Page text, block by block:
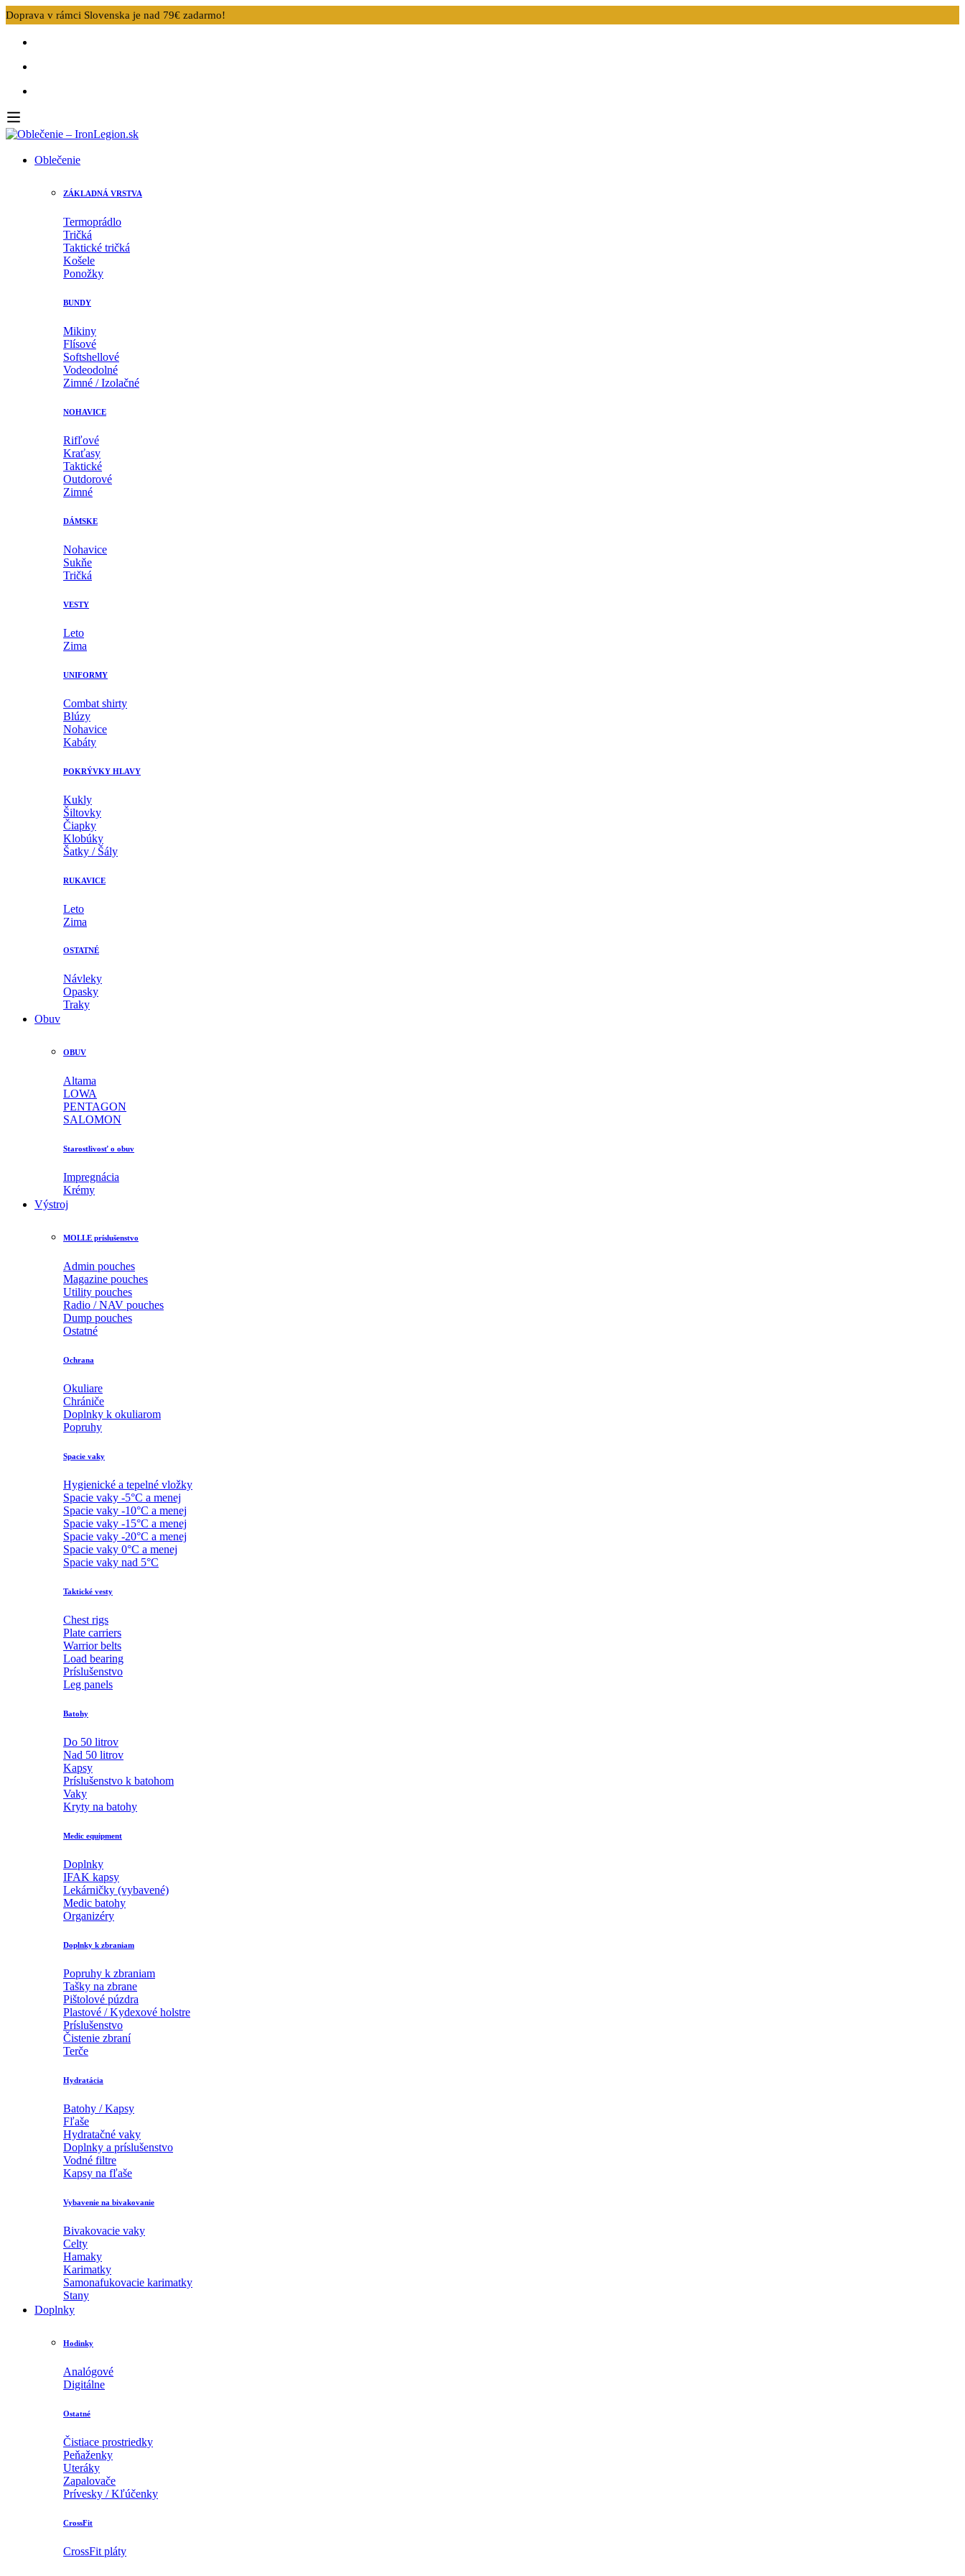
Doprava v rámci Slovenska je nad 79€ zadarmo!
Oblečenie
ZÁKLADNÁ VRSTVA
Termoprádlo
Tričká
Taktické tričká
Košele
Ponožky
BUNDY
Mikiny
Flísové
Softshellové
Vodeodolné
Zimné / Izolačné
NOHAVICE
Rifľové
Kraťasy
Taktické
Outdorové
Zimné
DÁMSKE
Nohavice
Sukňe
Tričká
VESTY
Leto
Zima
UNIFORMY
Combat shirty
Blúzy
Nohavice
Kabáty
POKRÝVKY HLAVY
Kukly
Šiltovky
Čiapky
Klobúky
Šatky / Šály
RUKAVICE
Leto
Zima
OSTATNÉ
Návleky
Opasky
Traky
Obuv
OBUV
Altama
LOWA
PENTAGON
SALOMON
Starostlivosť o obuv
Impregnácia
Krémy
Výstroj
MOLLE príslušenstvo
Admin pouches
Magazine pouches
Utility pouches
Radio / NAV pouches
Dump pouches
Ostatné
Ochrana
Okuliare
Chrániče
Doplnky k okuliarom
Popruhy
Spacie vaky
Hygienické a tepelné vložky
Spacie vaky -5°C a menej
Spacie vaky -10°C a menej
Spacie vaky -15°C a menej
Spacie vaky -20°C a menej
Spacie vaky 0°C a menej
Spacie vaky nad 5°C
Taktické vesty
Chest rigs
Plate carriers
Warrior belts
Load bearing
Príslušenstvo
Leg panels
Batohy
Do 50 litrov
Nad 50 litrov
Kapsy
Príslušenstvo k batohom
Vaky
Kryty na batohy
Medic equipment
Doplnky
IFAK kapsy
Lekárničky (vybavené)
Medic batohy
Organizéry
Doplnky k zbraniam
Popruhy k zbraniam
Tašky na zbrane
Pištolové púzdra
Plastové / Kydexové holstre
Príslušenstvo
Čistenie zbraní
Terče
Hydratácia
Batohy / Kapsy
Fľaše
Hydratačné vaky
Doplnky a príslušenstvo
Vodné filtre
Kapsy na fľaše
Vybavenie na bivakovanie
Bivakovacie vaky
Celty
Hamaky
Karimatky
Samonafukovacie karimatky
Stany
Doplnky
Hodinky
Analógové
Digitálne
Ostatné
Čistiace prostriedky
Peňaženky
Uteráky
Zapalovače
Prívesky / Kľúčenky
CrossFit
CrossFit pláty